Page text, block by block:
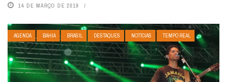
14 DE MARÇO DE 2019
AGENDA BAHIA BRASIL DESTAQUES NOTÍCIAS TEMPO REAL